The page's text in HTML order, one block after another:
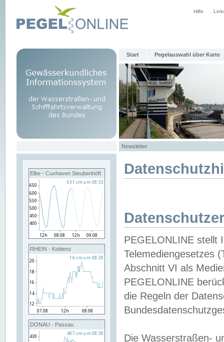
Hilfe
Start Pegelauswahl über Karte
Newsletter
Elbe - Cuxhaven Steubenhöft
RHEIN - Koblenz
DONAU - Passau
PEGELONLINE stellt
Telemediengesetzes
Abschnitt VI als
PEGELONLINE
die Regeln der
Die Wasserstraßen-